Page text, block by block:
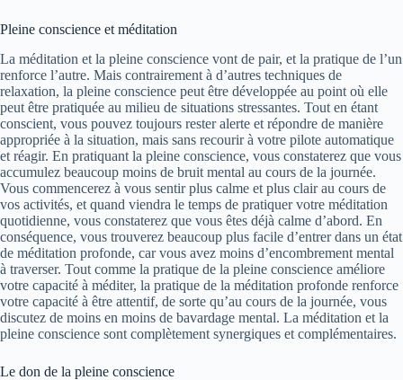
Pleine conscience et méditation
La méditation et la pleine conscience vont de pair, et la pratique de l’un
renforce l’autre. Mais contrairement à d’autres techniques de
relaxation, la pleine conscience peut être développée au point où elle
peut être pratiquée au milieu de situations stressantes. Tout en étant
conscient, vous pouvez toujours rester alerte et répondre de manière
appropriée à la situation, mais sans recourir à votre pilote automatique
et réagir. En pratiquant la pleine conscience, vous constaterez que vous
accumulez beaucoup moins de bruit mental au cours de la journée.
Vous commencerez à vous sentir plus calme et plus clair au cours de
vos activités, et quand viendra le temps de pratiquer votre méditation
quotidienne, vous constaterez que vous êtes déjà calme d’abord. En
conséquence, vous trouverez beaucoup plus facile d’entrer dans un état
de méditation profonde, car vous avez moins d’encombrement mental
à traverser. Tout comme la pratique de la pleine conscience améliore
votre capacité à méditer, la pratique de la méditation profonde renforce
votre capacité à être attentif, de sorte qu’au cours de la journée, vous
discutez de moins en moins de bavardage mental. La méditation et la
pleine conscience sont complètement synergiques et complémentaires.
Le don de la pleine conscience